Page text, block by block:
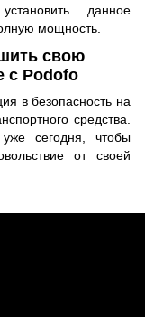
данное
мощность.
свою
с Podofo
в безопасность на
средства.
сегодня, чтобы
от своей